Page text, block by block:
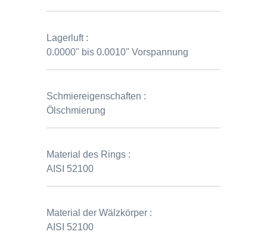
Lagerluft :
0.0000" bis 0.0010" Vorspannung
Schmiereigenschaften :
Ölschmierung
Material des Rings :
AISI 52100
Material der Wälzkörper :
AISI 52100